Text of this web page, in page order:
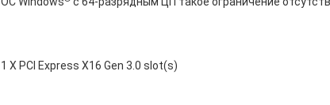
1 X PCI Express X16 Gen 3.0 slot(s)